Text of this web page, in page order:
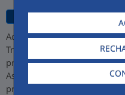
Aqualia ha resultado
Tratamiento de Aguas
promovido por
Asociación Público-Privada
presencia en Perú y su